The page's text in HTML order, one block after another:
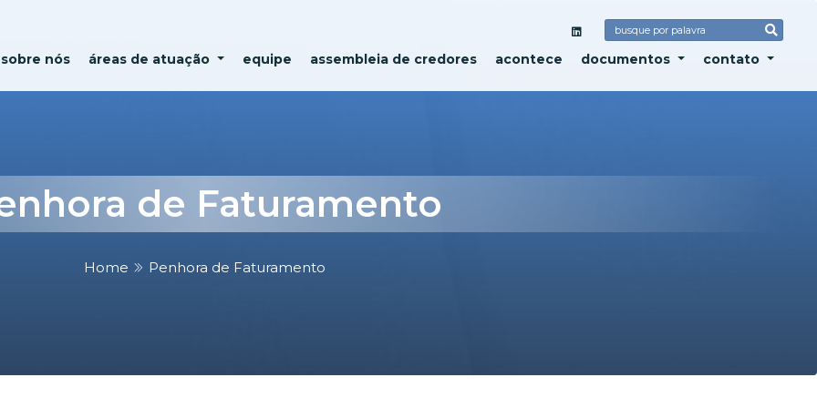
sobre nós áreas de atuação equipe assembleia de credores acontece documentos contato
de Faturamento
Home Penhora de Faturamento